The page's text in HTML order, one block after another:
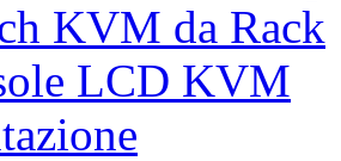
KVM da Rack
LCD KVM